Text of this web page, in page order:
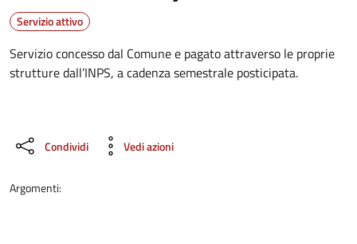
Dettagli del servizio
Servizio attivo
Servizio concesso dal Comune e pagato attraverso le proprie
strutture dall’INPS, a cadenza semestrale posticipata.
Condividi Vedi azioni
Argomenti: